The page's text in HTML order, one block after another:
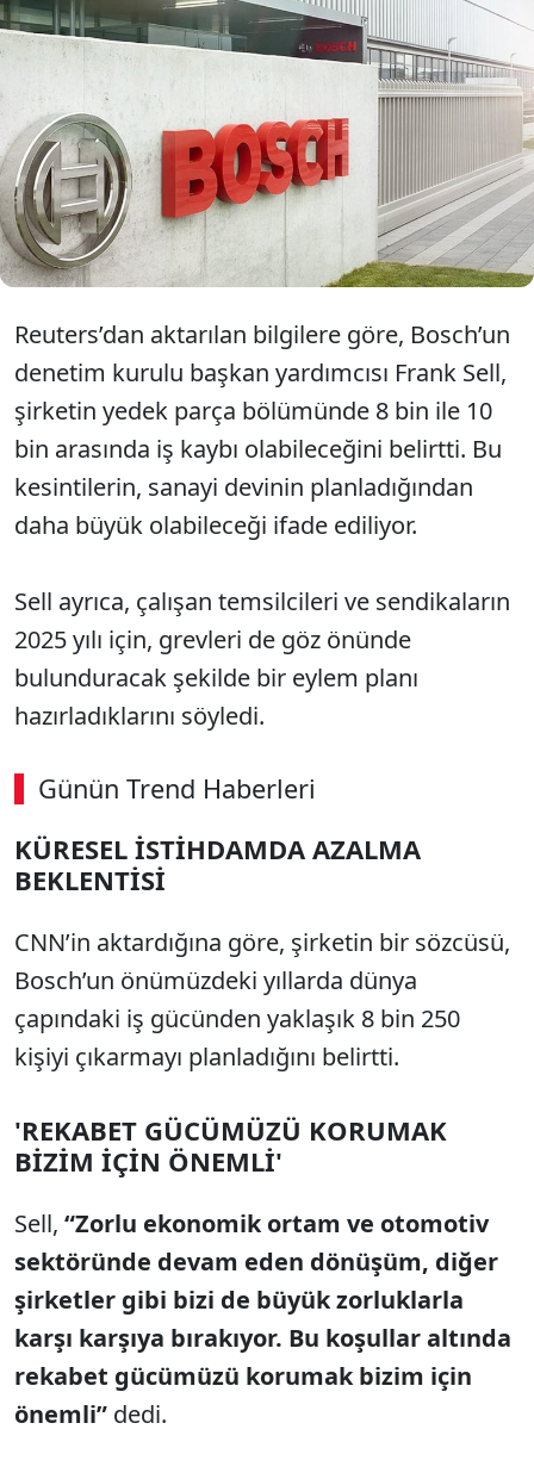
Dünyanın önde gelen otomobil yedek
parça tedarikçisi Bosch, Almanya'daki
tesislerinde daha önce öngörülenden daha
fazla istihdam kesintisi yapacağını açıkladı.
Reuters’dan aktarılan bilgilere göre, Bosch’un
denetim kurulu başkan yardımcısı Frank Sell,
şirketin yedek parça bölümünde 8 bin ile 10
bin arasında iş kaybı olabileceğini belirtti. Bu
kesintilerin, sanayi devinin planladığından
daha büyük olabileceği ifade ediliyor.
Sell ayrıca, çalışan temsilcileri ve sendikaların
2025 yılı için, grevleri de göz önünde
bulunduracak şekilde bir eylem planı
hazırladıklarını söyledi.
Günün Trend Haberleri
KÜRESEL İSTİHDAMDA AZALMA
BEKLENTİSİ
CNN’in aktardığına göre, şirketin bir sözcüsü,
Bosch’un önümüzdeki yıllarda dünya
çapındaki iş gücünden yaklaşık 8 bin 250
kişiyi çıkarmayı planladığını belirtti.
'REKABET GÜCÜMÜZÜ KORUMAK
BİZİM İÇİN ÖNEMLİ'
Sell, “Zorlu ekonomik ortam ve otomotiv
sektöründe devam eden dönüşüm, diğer
şirketler gibi bizi de büyük zorluklarla
karşı karşıya bırakıyor. Bu koşullar altında
rekabet gücümüzü korumak bizim için
önemli” dedi.